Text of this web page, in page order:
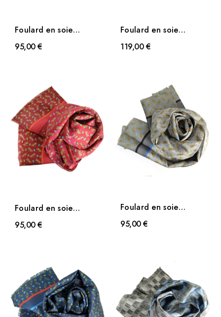
Foulard en soie
homme Plumes bleues
95,00 €
Foulard en soie
homme Ecaille de Dufy
119,00 €
Foulard en soie
homme Dragon fly de
Tiffany
95,00 €
Foulard en soie
homme Dragon fly gris
de...
95,00 €